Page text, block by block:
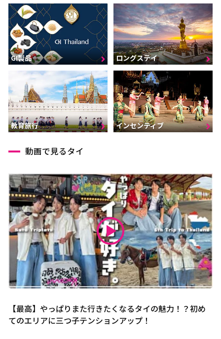
GI製品 ロングステイ
教育旅行 インセンティブ
動画で見るタイ
【最高】やっぱりまた行きたくなるタイの魅力！？初め
てのエリアに三つ子テンションアップ！